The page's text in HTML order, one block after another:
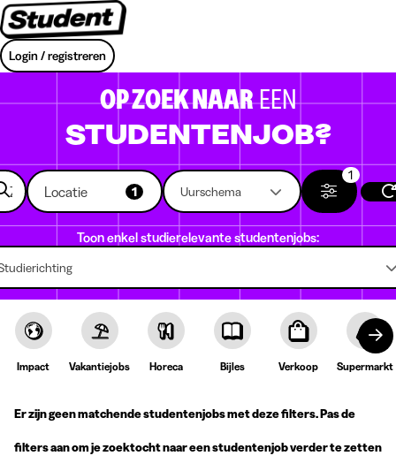
Login / registreren
OP ZOEK NAAREEN
STUDENTENJOB?
Locatie 1 Uurschema
1
Toon enkel studierelevante studentenjobs:
Impact Vakantiejobs Horeca Bijles Verkoop Supermarkt
Er zijn geen matchende studentenjobs met deze filters. Pas de
filters aan om je zoektocht naar een studentenjob verder te zetten